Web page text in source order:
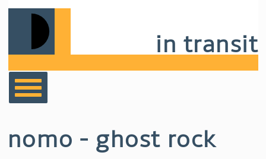
Skip
navigation
in transit
nomo - ghost rock